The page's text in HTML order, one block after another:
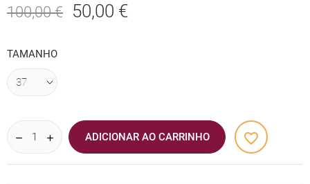
100,00 € 50,00 €
TAMANHO
ADICIONAR AO CARRINHO favorite_border